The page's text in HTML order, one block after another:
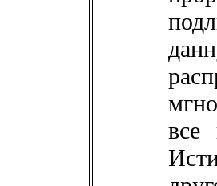
все